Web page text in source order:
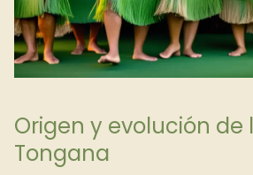
Origen y evolución de
Tongana